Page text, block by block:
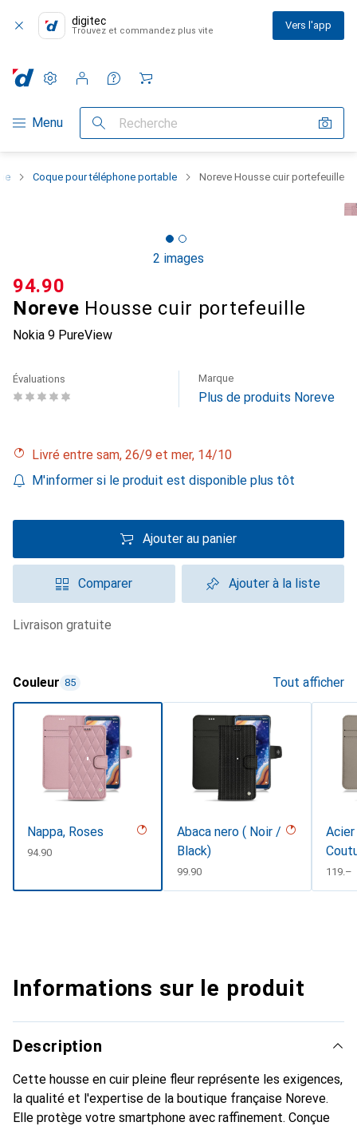
digitec
Trouvez et commandez plus vite Vers l'app
Navigation par catégorie
Menu Recherche
Paramètres
Compte client
Listes de comparaison
Listes d'envies
Panier
Coque pour téléphone portable Noreve Housse cuir portefeuille
2 images
Noreve Housse cuir portefeuille
Nokia 9 PureView
CHF
94.90
Évaluations Marque
Plus de produits Noreve
Livré entre sam, 26/9 et mer, 14/10
M'informer si le produit est disponible plus tôt
Ajouter au panier
Comparer Ajouter à la liste
livraison gratuite
Couleur 85 Tout afficher
Nappa, Roses
CHF
94.90
Abaca nero ( Noir /
Black)
CHF
99.90 CHF
119.–
Informations sur le produit
Description
Cette housse en cuir pleine fleur représente les exigences,
la qualité et l'expertise de la boutique française Noreve.
Elle protège votre smartphone avec raffinement. Conçue